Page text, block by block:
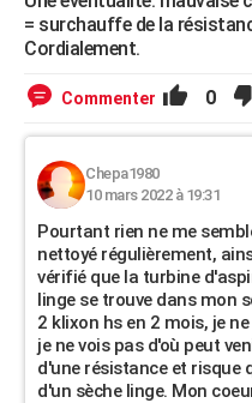
= surchauffe de la
Cordialement.
Commenter 0
Chepa1980
10 mars 2022 à 19:31
Pourtant rien ne me
nettoyé régulièrement,
vérifié que la turbine
linge se trouve dans mon
2 klixon hs en 2 mois, je
je ne vois pas d'où peut
d'une résistance et risque
d'un sèche linge. Mon